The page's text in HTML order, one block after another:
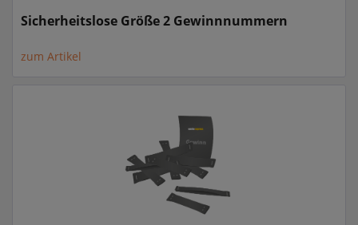
Sicherheitslose Größe 2 Gewinnnummern
zum Artikel